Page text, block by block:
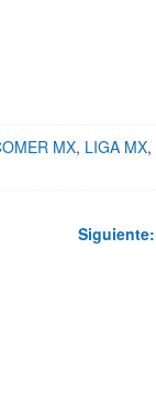
MX, LIGA MX,
Siguiente: